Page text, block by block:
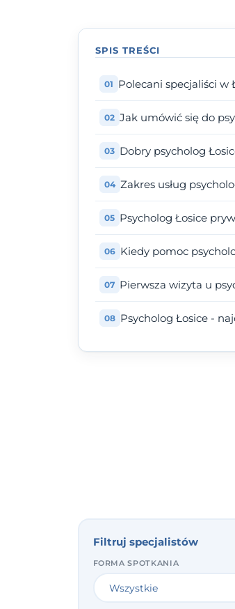
SPIS TREŚCI
Polecani specjaliści w
Jak umówić się do
Dobry psycholog
Zakres usług
Psycholog Łosice
Kiedy pomoc
Pierwsza wizyta u
Psycholog Łosice -
Filtruj specjalistów
FORMA SPOTKANIA